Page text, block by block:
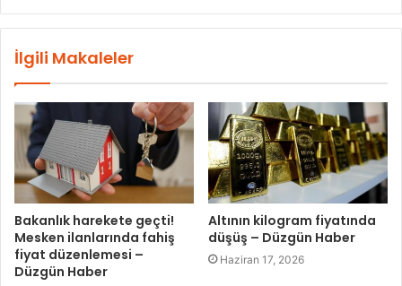
İlgili Makaleler
Bakanlık harekete geçti!
Mesken ilanlarında fahiş
fiyat düzenlemesi –
Düzgün Haber
Altının kilogram fiyatında
düşüş – Düzgün Haber
Haziran 17, 2026